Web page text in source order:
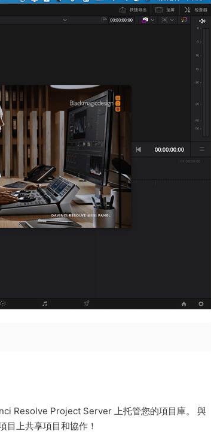
Resolve Project Server 上托管您的項目庫。 與
目上共享項目和協作！